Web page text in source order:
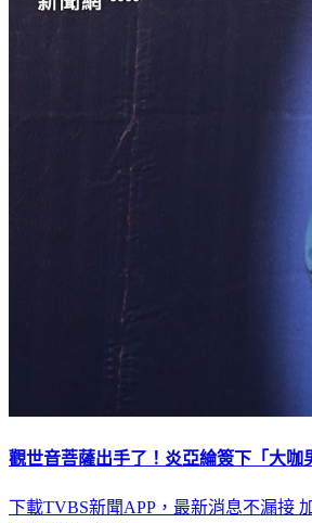
觀世音菩薩出手了！炎亞綸簽下「大
下載TVBS新聞APP，最新消息不漏接